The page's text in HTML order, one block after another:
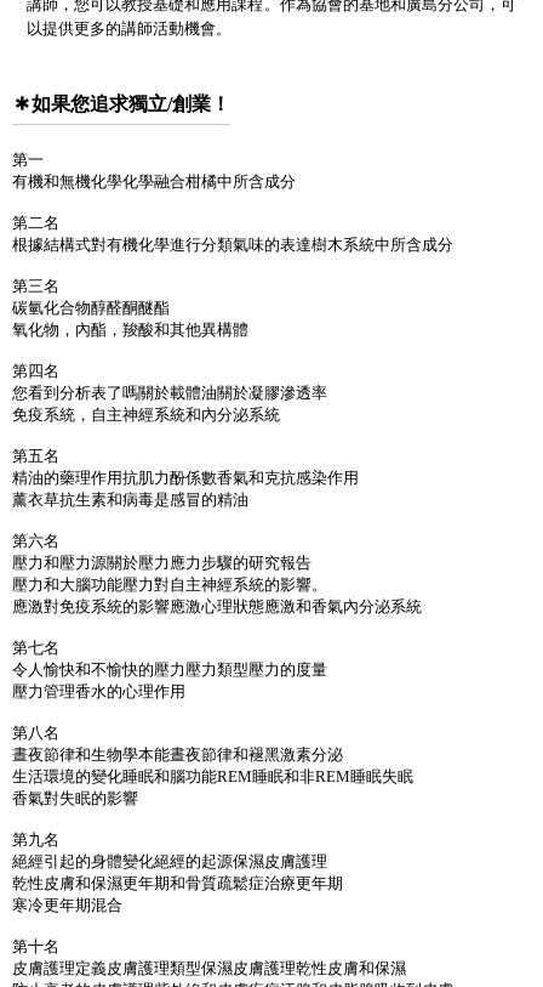
講師，您可以教授基礎和應用課程。作為協會的基地和廣島分公司，可
以提供更多的講師活動機會。
如果您追求獨立/創業！
第一
有機和無機化學化學融合柑橘中所含成分
第二名
根據結構式對有機化學進行分類氣味的表達樹木系統中所含成分
第三名
碳氫化合物醇醛酮醚酯
氧化物，內酯，羧酸和其他異構體
第四名
您看到分析表了嗎關於載體油關於凝膠滲透率
免疫系統，自主神經系統和內分泌系統
第五名
精油的藥理作用抗肌力酚係數香氣和克抗感染作用
薰衣草抗生素和病毒是感冒的精油
第六名
壓力和壓力源關於壓力應力步驟的研究報告
壓力和大腦功能壓力對自主神經系統的影響。
應激對免疫系統的影響應激心理狀態應激和香氣內分泌系統
第七名
令人愉快和不愉快的壓力壓力類型壓力的度量
壓力管理香水的心理作用
第八名
晝夜節律和生物學本能晝夜節律和褪黑激素分泌
生活環境的變化睡眠和腦功能REM睡眠和非REM睡眠失眠
香氣對失眠的影響
第九名
絕經引起的身體變化絕經的起源保濕皮膚護理
乾性皮膚和保濕更年期和骨質疏鬆症治療更年期
寒冷更年期混合
第十名
皮膚護理定義皮膚護理類型保濕皮膚護理乾性皮膚和保濕